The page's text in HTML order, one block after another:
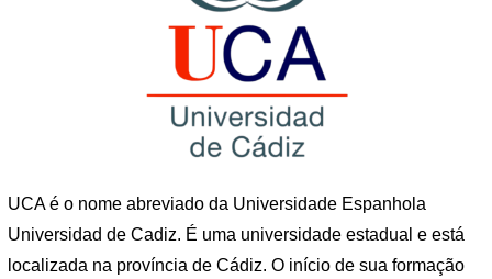
UCA é o nome abreviado da Universidade Espanhola
Universidad de Cadiz. É uma universidade estadual e está
localizada na província de Cádiz. O início de sua formação